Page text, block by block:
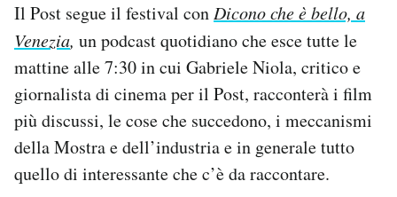
Il Post segue il festival conDicono che è bello, a
Venezia, un podcast quotidiano che esce tutte le
mattine alle 7:30 in cui Gabriele Niola, critico e
giornalista di cinema per il Post, racconterà i film
più discussi, le cose che succedono, i meccanismi
della Mostra e dell’industria e in generale tutto
quello di interessante che c’è da raccontare.